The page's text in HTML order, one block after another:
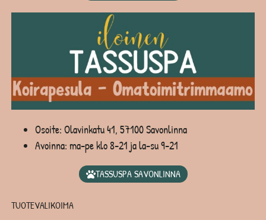
Osoite: Olavinkatu 41, 57100 Savonlinna
Avoinna: ma-pe klo 8-21 ja la-su 9-21
TASSUSPA SAVONLINNA
TUOTEVALIKOIMA